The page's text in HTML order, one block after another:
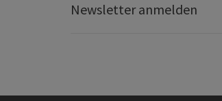
Newsletter anmelden